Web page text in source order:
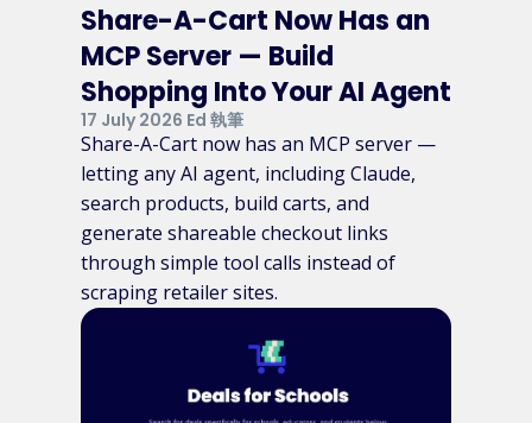
Share-A-Cart Now Has an
MCP Server — Build
Shopping Into Your AI Agent
17 July 2026 Ed 執筆
Share-A-Cart now has an MCP server —
letting any AI agent, including Claude,
search products, build carts, and
generate shareable checkout links
through simple tool calls instead of
scraping retailer sites.